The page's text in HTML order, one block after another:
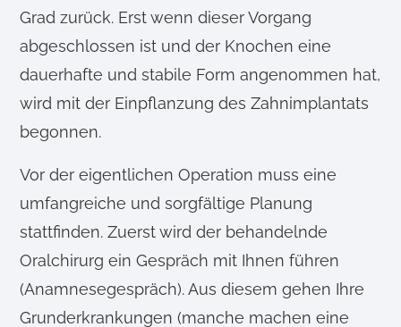
Grad zurück. Erst wenn dieser Vorgang
abgeschlossen ist und der Knochen eine
dauerhafte und stabile Form angenommen hat,
wird mit der Einpflanzung des Zahnimplantats
begonnen.
Vor der eigentlichen Operation muss eine
umfangreiche und sorgfältige Planung
stattfinden. Zuerst wird der behandelnde
Oralchirurg ein Gespräch mit Ihnen führen
(Anamnesegespräch). Aus diesem gehen Ihre
Grunderkrankungen (manche machen eine